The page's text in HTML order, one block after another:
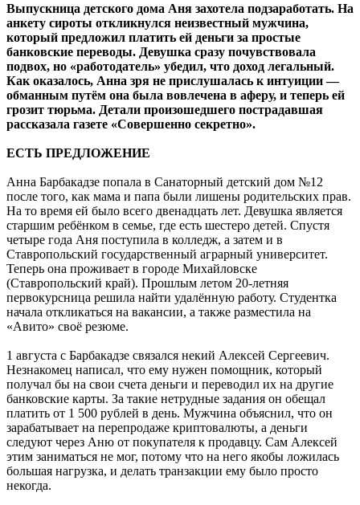
Выпускница детского дома Аня захотела подзаработать. На
анкету сироты откликнулся неизвестный мужчина,
который предложил платить ей деньги за простые
банковские переводы. Девушка сразу почувствовала
подвох, но «работодатель» убедил, что доход легальный.
Как оказалось, Анна зря не прислушалась к интуиции —
обманным путём она была вовлечена в аферу, и теперь ей
грозит тюрьма. Детали произошедшего пострадавшая
рассказала газете «Совершенно секретно».
ЕСТЬ ПРЕДЛОЖЕНИЕ
Анна Барбакадзе попала в Санаторный детский дом №12
после того, как мама и папа были лишены родительских прав.
На то время ей было всего двенадцать лет. Девушка является
старшим ребёнком в семье, где есть шестеро детей. Спустя
четыре года Аня поступила в колледж, а затем и в
Ставропольский государственный аграрный университет.
Теперь она проживает в городе Михайловске
(Ставропольский край). Прошлым летом 20-летняя
первокурсница решила найти удалённую работу. Студентка
начала откликаться на вакансии, а также разместила на
«Авито» своё резюме.
1 августа с Барбакадзе связался некий Алексей Сергеевич.
Незнакомец написал, что ему нужен помощник, который
получал бы на свои счета деньги и переводил их на другие
банковские карты. За такие нетрудные задания он обещал
платить от 1 500 рублей в день. Мужчина объяснил, что он
зарабатывает на перепродаже криптовалюты, а деньги
следуют через Аню от покупателя к продавцу. Сам Алексей
этим заниматься не мог, потому что на него якобы ложилась
большая нагрузка, и делать транзакции ему было просто
некогда.